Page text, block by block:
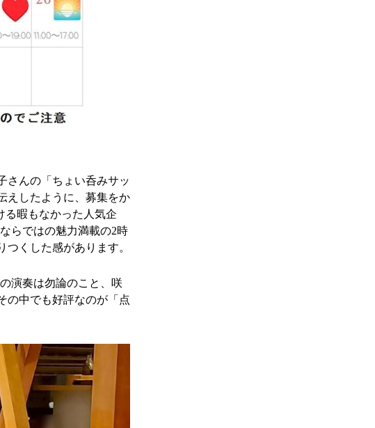
さんの「ちょい呑みサッ
えしたように、募集をか
る暇もなかった人気企
らではの魅力満載の2時
くした感があります。
演奏は勿論のこと、咲
の中でも好評なのが「点